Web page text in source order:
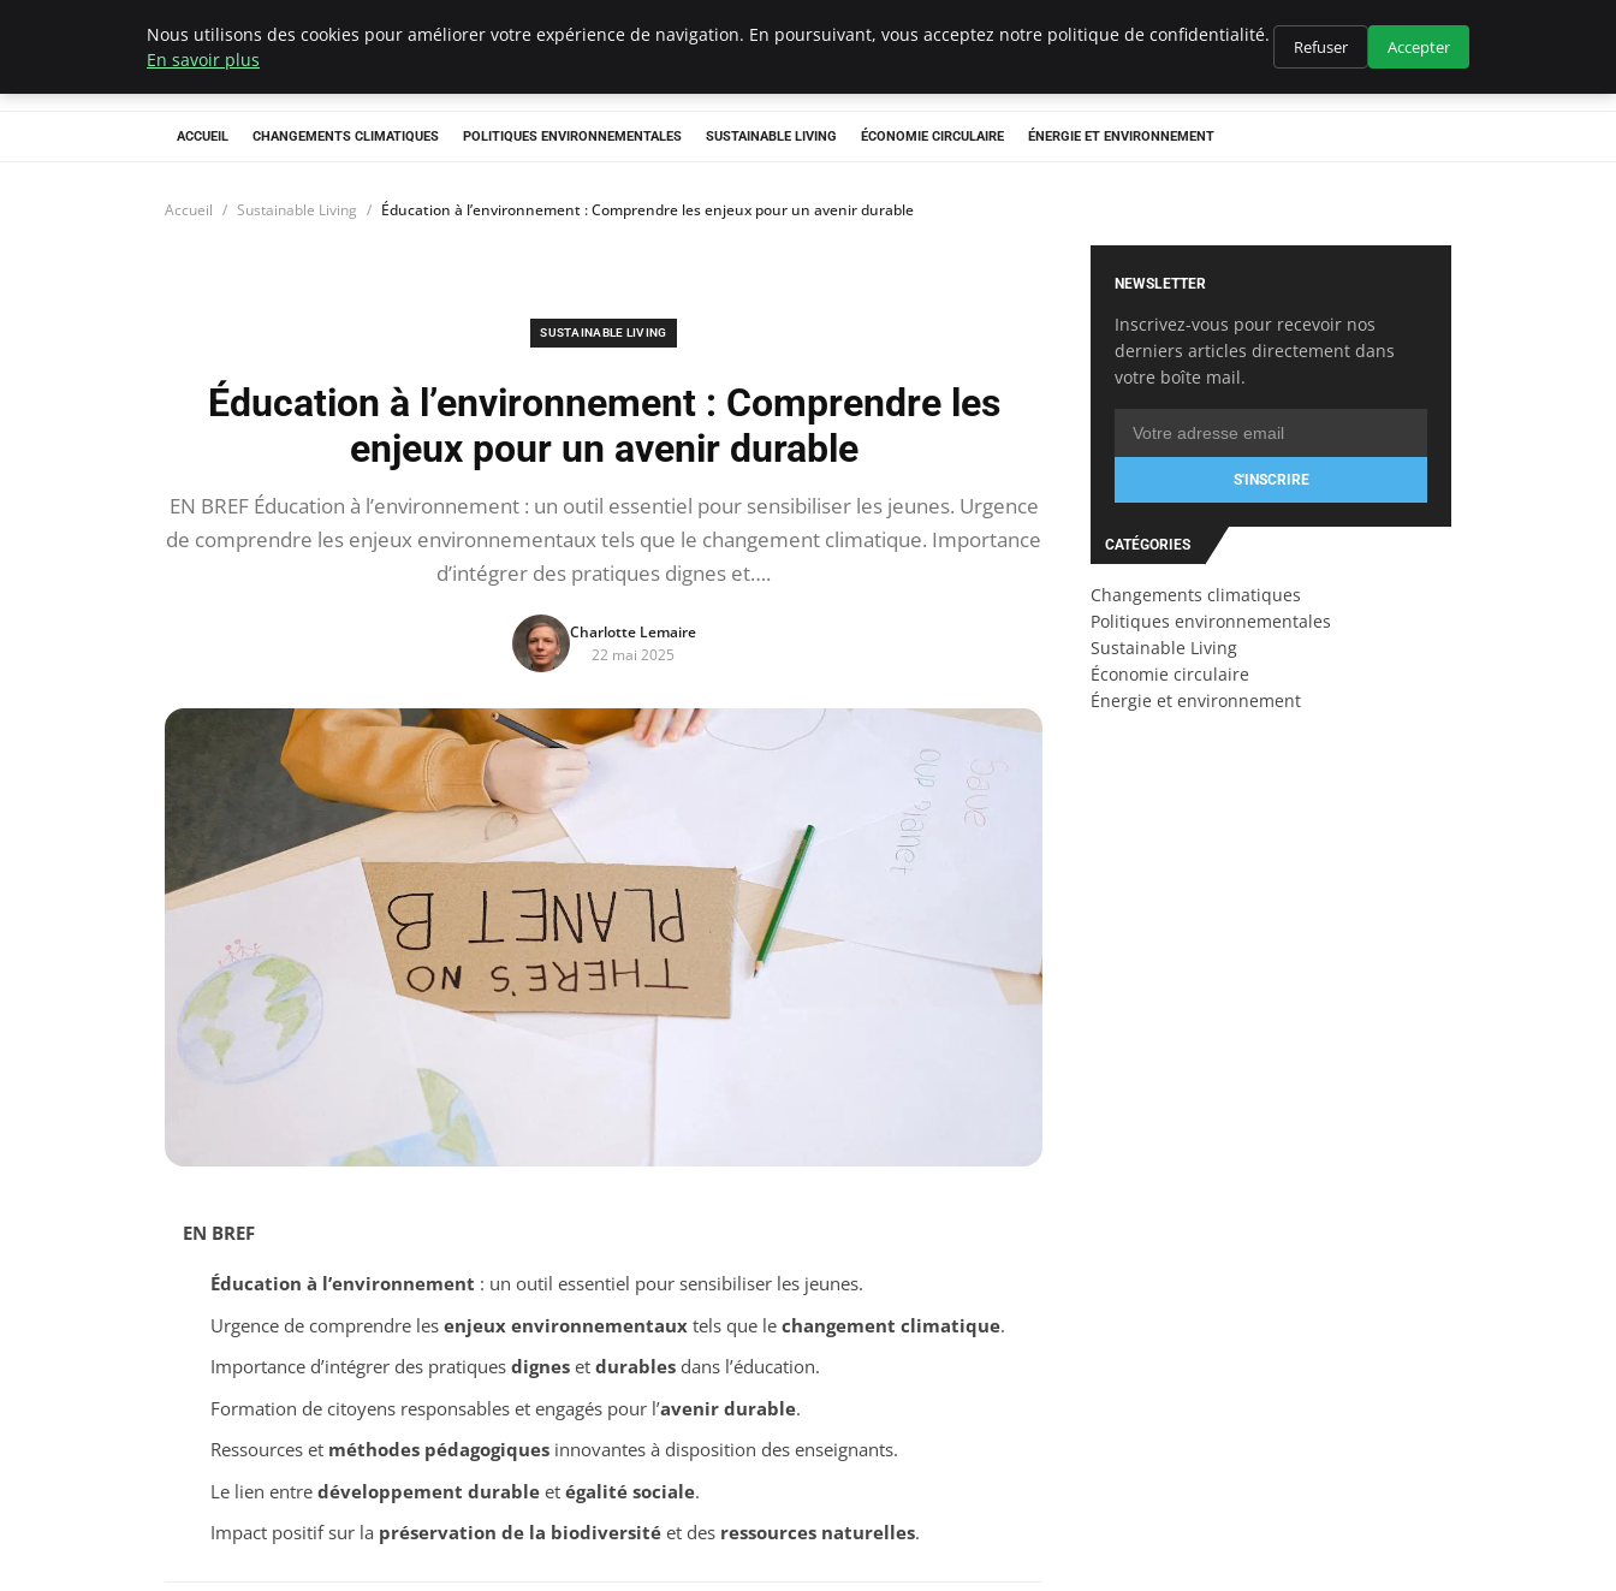
Climategatecountryclub.com
ACCUEIL CHANGEMENTS CLIMATIQUES POLITIQUES ENVIRONNEMENTALES SUSTAINABLE LIVING ÉCONOMIE CIRCULAIRE ÉNERGIE ET ENVIRONNEMENT
Accueil Sustainable Living Éducation à l’environnement : Comprendre les enjeux pour un avenir durable
SUSTAINABLE LIVING
Éducation à l’environnement : Comprendre les
enjeux pour un avenir durable
EN BREF Éducation à l’environnement : un outil essentiel pour sensibiliser les jeunes. Urgence
de comprendre les enjeux environnementaux tels que le changement climatique. Importance
d’intégrer des pratiques dignes et….
Charlotte Lemaire
22 mai 2025
EN BREF
Éducation à l’environnement : un outil essentiel pour sensibiliser les jeunes.
Urgence de comprendre les enjeux environnementauxtels que le changement climatique.
Importance d’intégrer des pratiques digneset durablesdans l’éducation.
Formation de citoyens responsables et engagés pour l’avenir durable.
Ressources et méthodes pédagogiquesinnovantes à disposition des enseignants.
Le lien entre développement durableet égalité sociale.
Impact positif sur la préservation de la biodiversitéet des ressources naturelles.
NEWSLETTER
Inscrivez-vous pour recevoir nos
derniers articles directement dans
votre boîte mail.
S'INSCRIRE
CATÉGORIES
Changements climatiques
Politiques environnementales
Sustainable Living
Économie circulaire
Énergie et environnement
Nous utilisons des cookies pour améliorer votre expérience de navigation. En poursuivant, vous acceptez notre politique de confidentialité.
En savoir plus
Refuser Accepter